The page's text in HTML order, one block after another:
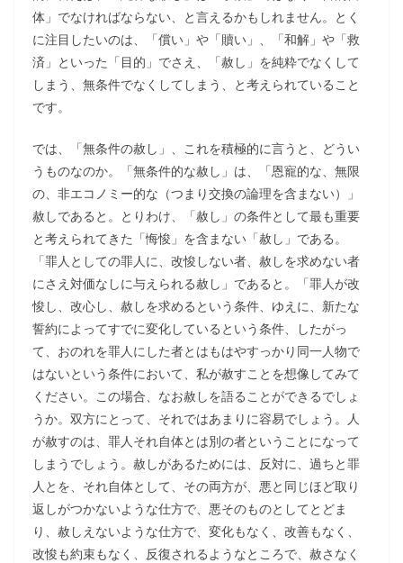
体」でなければならない、と言えるかもしれません。とく
に注目したいのは、「償い」や「贖い」、「和解」や「救
済」といった「目的」でさえ、「赦し」を純粋でなくして
しまう、無条件でなくしてしまう、と考えられていること
です。
では、「無条件の赦し」、これを積極的に言うと、どうい
うものなのか。「無条件的な赦し」は、「恩寵的な、無限
の、非エコノミー的な（つまり交換の論理を含まない）」
赦しであると。とりわけ、「赦し」の条件として最も重要
と考えられてきた「悔悛」を含まない「赦し」である。
「罪人としての罪人に、改悛しない者、赦しを求めない者
にさえ対価なしに与えられる赦し」であると。「罪人が改
悛し、改心し、赦しを求めるという条件、ゆえに、新たな
誓約によってすでに変化しているという条件、したがっ
て、おのれを罪人にした者とはもはやすっかり同一人物で
はないという条件において、私が赦すことを想像してみて
ください。この場合、なお赦しを語ることができるでしょ
うか。双方にとって、それではあまりに容易でしょう。人
が赦すのは、罪人それ自体とは別の者ということになって
しまうでしょう。赦しがあるためには、反対に、過ちと罪
人とを、それ自体として、その両方が、悪と同じほど取り
返しがつかないような仕方で、悪そのものとしてとどま
り、赦しえないような仕方で、変化もなく、改善もなく、
改悛も約束もなく、反復されるようなところで、赦さなく